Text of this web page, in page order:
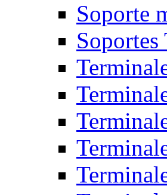
Soporte